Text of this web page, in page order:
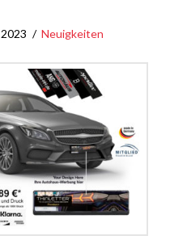
Neuigkeiten